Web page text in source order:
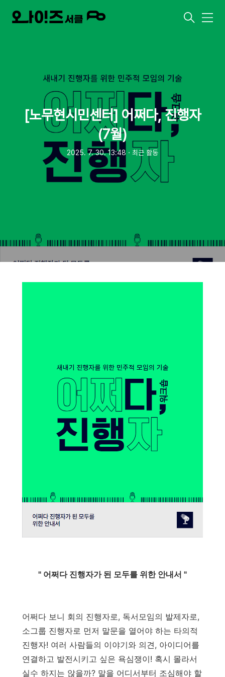
메
[노무현시민센터] 어쩌다, 진행자
(7월)
2025. 7. 30. 13:48 ㆍ 최근 활동
" 어쩌다 진행자가 된 모두를 위한 안내서 "
어쩌다 보니 회의 진행자로, 독서모임의 발제자로,
소그룹 진행자로 먼저 말문을 열어야 하는 타의적
진행자! 여러 사람들의 이야기와 의견, 아이디어를
연결하고 발전시키고 싶은 욕심쟁이! 혹시 몰라서
실수 하지는 않을까? 말을 어디서부터 조심해야 할